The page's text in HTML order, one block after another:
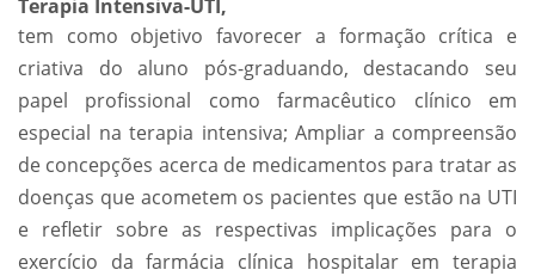
Terapia Intensiva-UTI,
tem como objetivo favorecer a formação crítica e
criativa do aluno pós-graduando, destacando seu
papel profissional como farmacêutico clínico em
especial na terapia intensiva; Ampliar a compreensão
de concepções acerca de medicamentos para tratar as
doenças que acometem os pacientes que estão na UTI
e refletir sobre as respectivas implicações para o
exercício da farmácia clínica hospitalar em terapia